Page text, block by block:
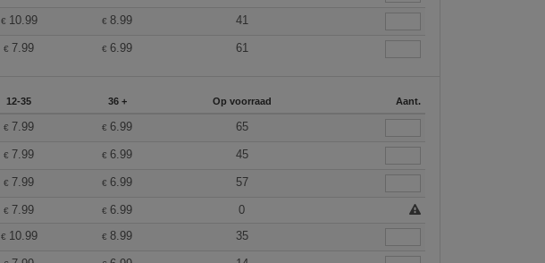
€ 10.99 €8.99 41
€ 7.99 €6.99 61
12-35 36 + Op voorraad Aant.
€ 7.99 €6.99 65
€ 7.99 €6.99 45
€ 7.99 €6.99 57
€ 7.99 €6.99
0
€ 10.99 €8.99 35